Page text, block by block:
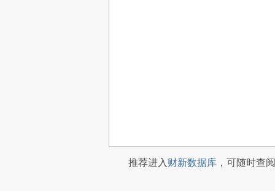
推荐进入财新数据库 ，可随时查